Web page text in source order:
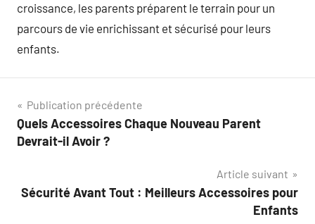
croissance, les parents préparent le terrain pour un
parcours de vie enrichissant et sécurisé pour leurs
enfants.
Navigation
de
Publication précédente
Quels Accessoires Chaque Nouveau Parent
Devrait-il Avoir ?
Article suivant
Sécurité Avant Tout : Meilleurs Accessoires pour
Enfants